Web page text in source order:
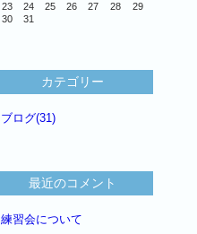
23
24 25 26 27 28
29
30
31
カテゴリー
ブログ(31)
最近のコメント
練習会について